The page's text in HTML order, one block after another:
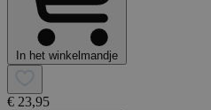
In het winkelmandje
€ 23,95